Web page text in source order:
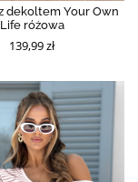
dekoltem Your Own
Life różowa
139,99 zł